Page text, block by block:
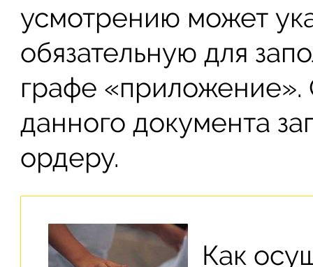
усмотрению может
обязательную для
графе «приложение».
данного документа
ордеру.
Как